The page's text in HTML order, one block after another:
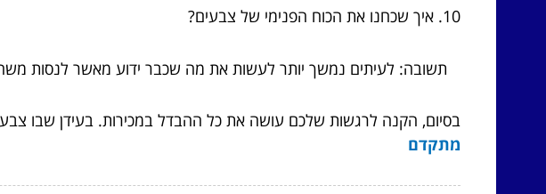
10. איך שכחנו את הכוח הפנימי של צבעים?
תשובה: לעיתים נמשך יותר לעשות את מה שכבר ידוע מאשר לנסות
בסיום, הקנה לרגשות שלכם עושה את כל ההבדל במכירות. בעידן שבו
מתקדם